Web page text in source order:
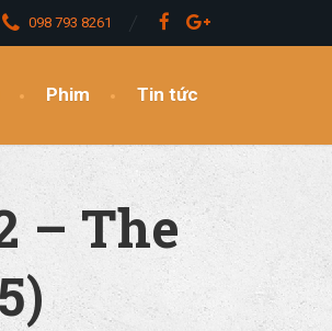
098 793 8261
Phim Tin tức
– The